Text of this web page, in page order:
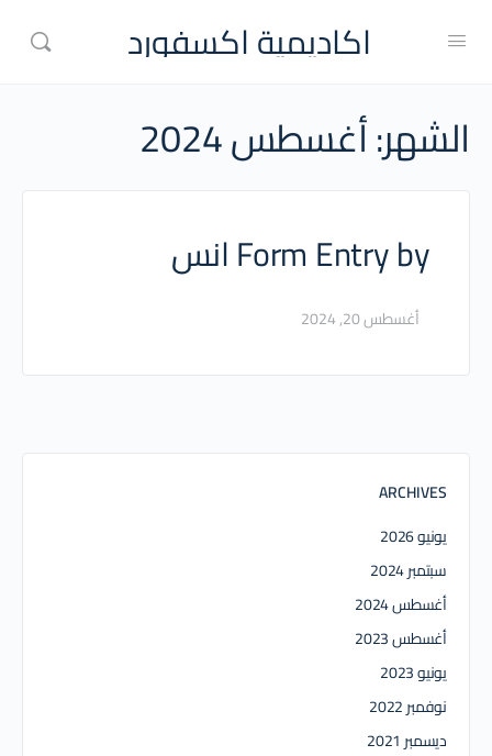
اكاديمية اكسفورد
الشهر:أغسطس 2024
Form Entry by انس
أغسطس 20, 2024
ARCHIVES
يونيو 2026
سبتمبر 2024
أغسطس 2024
أغسطس 2023
يونيو 2023
نوفمبر 2022
ديسمبر 2021